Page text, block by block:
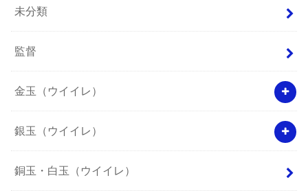
未分類
監督
金玉（ウイイレ）
銀玉（ウイイレ）
銅玉・白玉（ウイイレ）